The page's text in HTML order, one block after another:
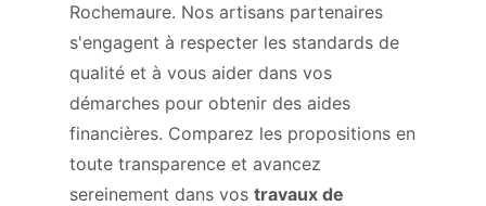
Rochemaure. Nos artisans partenaires
s'engagent à respecter les standards de
qualité et à vous aider dans vos
démarches pour obtenir des aides
financières. Comparez les propositions en
toute transparence et avancez
sereinement dans vos travaux de